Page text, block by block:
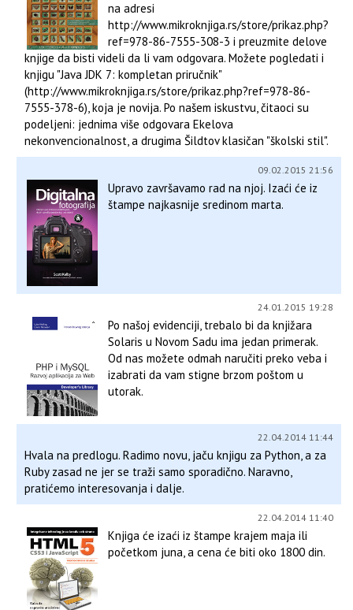
na adresi
http://www.mikroknjiga.rs/store/prikaz.php?
ref=978-86-7555-308-3 i preuzmite delove
knjige da bisti videli da li vam odgovara. Možete pogledati i
knjigu "Java JDK 7: kompletan priručnik"
(http://www.mikroknjiga.rs/store/prikaz.php?ref=978-86-
7555-378-6), koja je novija. Po našem iskustvu, čitaoci su
podeljeni: jednima više odgovara Ekelova
nekonvencionalnost, a drugima Šildtov klasičan "školski stil".
09.02.2015 21:56
Upravo završavamo rad na njoj. Izaći će iz
štampe najkasnije sredinom marta.
24.01.2015 19:28
Po našoj evidenciji, trebalo bi da knjižara
Solaris u Novom Sadu ima jedan primerak.
Od nas možete odmah naručiti preko veba i
izabrati da vam stigne brzom poštom u
utorak.
22.04.2014 11:44
Hvala na predlogu. Radimo novu, jaču knjigu za Python, a za
Ruby zasad ne jer se traži samo sporadično. Naravno,
pratićemo interesovanja i dalje.
22.04.2014 11:40
Knjiga će izaći iz štampe krajem maja ili
početkom juna, a cena će biti oko 1800 din.